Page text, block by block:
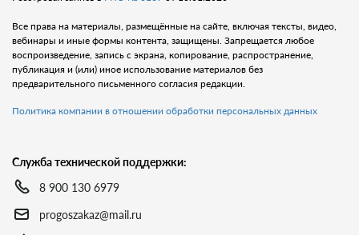
Все права на материалы, размещённые на сайте, включая тексты, видео,
вебинары и иные формы контента, защищены. Запрещается любое
воспроизведение, запись с экрана, копирование, распространение,
публикация и (или) иное использование материалов без
предварительного письменного согласия редакции.
Политика компании в отношении обработки персональных данных
Служба технической поддержки:
8 900 130 6979
progoszakaz@mail.ru